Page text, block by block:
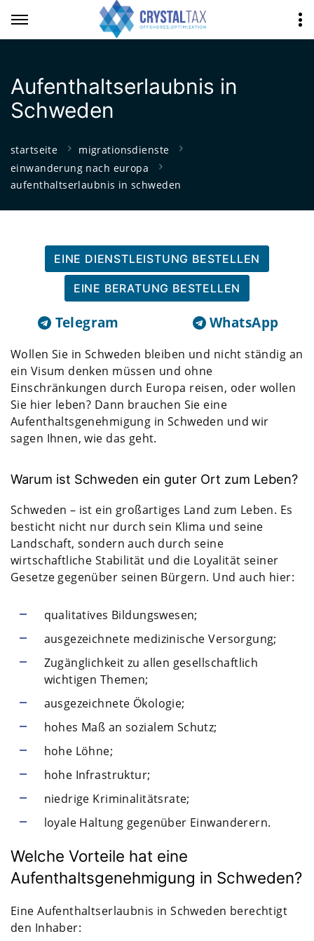
Aufenthaltserlaubnis in
Schweden
startseite
migrationsdienste
einwanderung nach europa
aufenthaltserlaubnis in schweden
EINE DIENSTLEISTUNG BESTELLEN
EINE BERATUNG BESTELLEN
Telegram WhatsApp
Wollen Sie in Schweden bleiben und nicht ständig an
ein Visum denken müssen und ohne
Einschränkungen durch Europa reisen, oder wollen
Sie hier leben? Dann brauchen Sie eine
Aufenthaltsgenehmigung in Schweden und wir
sagen Ihnen, wie das geht.
Warum ist Schweden ein guter Ort zum Leben?
Schweden – ist ein großartiges Land zum Leben. Es
besticht nicht nur durch sein Klima und seine
Landschaft, sondern auch durch seine
wirtschaftliche Stabilität und die Loyalität seiner
Gesetze gegenüber seinen Bürgern. Und auch hier:
qualitatives Bildungswesen;
ausgezeichnete medizinische Versorgung;
Zugänglichkeit zu allen gesellschaftlich
wichtigen Themen;
ausgezeichnete Ökologie;
hohes Maß an sozialem Schutz;
hohe Löhne;
hohe Infrastruktur;
niedrige Kriminalitätsrate;
loyale Haltung gegenüber Einwanderern.
Welche Vorteile hat eine
Aufenthaltsgenehmigung in Schweden?
Eine Aufenthaltserlaubnis in Schweden berechtigt
den Inhaber: